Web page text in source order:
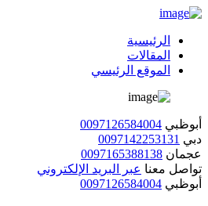
الرئيسية
المقالات
الموقع الرئيسي
أبوظبي 0097126584004
دبي 0097142253131
عجمان 0097165388138
تواصل معنا عبر البريد الإلكتروني
أبوظبي 0097126584004